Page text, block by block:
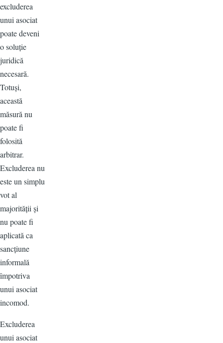
excluderea
unui asociat
poate deveni
o soluție
juridică
necesară.
Totuși,
această
măsură nu
poate fi
folosită
arbitrar.
Excluderea nu
este un simplu
vot al
majorității și
nu poate fi
aplicată ca
sancțiune
informală
împotriva
unui asociat
incomod.
Excluderea
unui asociat